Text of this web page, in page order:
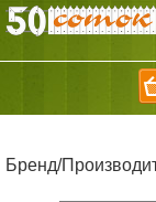
Бренд/